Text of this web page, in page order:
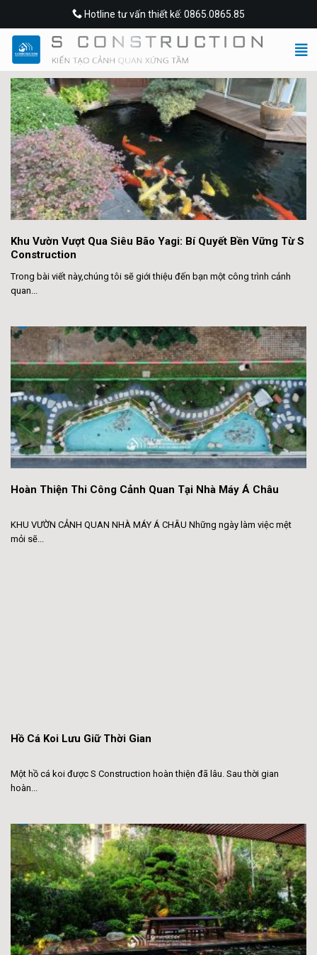
to
content
Hotline tư vấn thiết kế: 0865.0865.85
Khu Vườn Vượt Qua Siêu Bão Yagi: Bí Quyết Bền Vững Từ S
Construction
Trong bài viết này,chúng tôi sẽ giới thiệu đến bạn một công trình cảnh
quan...
Hoàn Thiện Thi Công Cảnh Quan Tại Nhà Máy Á Châu
KHU VƯỜN CẢNH QUAN NHÀ MÁY Á CHÂU Những ngày làm việc mệt
mỏi sẽ...
Hồ Cá Koi Lưu Giữ Thời Gian
Một hồ cá koi được S Construction hoàn thiện đã lâu. Sau thời gian
hoàn...